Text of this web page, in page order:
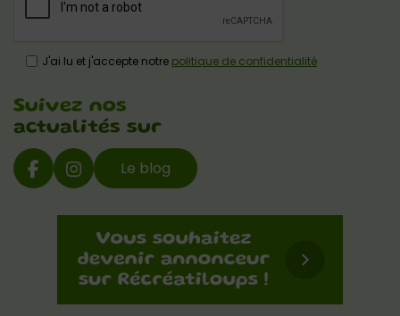
J'ai lu et j'accepte notre politique de confidentialité
Suivez nos
actualités sur
Le blog